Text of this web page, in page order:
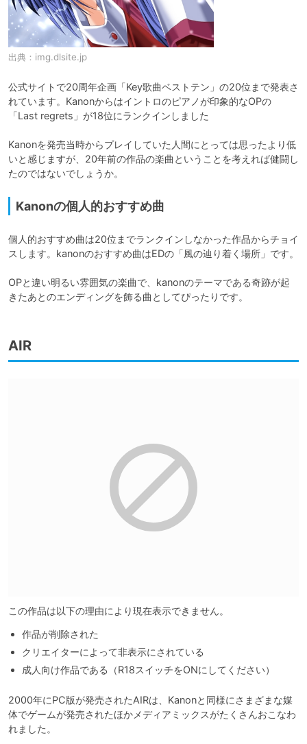
出典： img.dlsite.jp
公式サイトで20周年企画「Key歌曲ベストテン」の20位まで発表さ
れています。Kanonからはイントロのピアノが印象的なOPの
「Last regrets」が18位にランクインしました
Kanonを発売当時からプレイしていた人間にとっては思ったより低
いと感じますが、20年前の作品の楽曲ということを考えれば健闘し
たのではないでしょうか。
Kanonの個人的おすすめ曲
個人的おすすめ曲は20位までランクインしなかった作品からチョイ
スします。kanonのおすすめ曲はEDの「風の辿り着く場所」です。
OPと違い明るい雰囲気の楽曲で、kanonのテーマである奇跡が起
きたあとのエンディングを飾る曲としてぴったりです。
AIR
この作品は以下の理由により現在表示できません。
作品が削除された
クリエイターによって非表示にされている
成人向け作品である（R18スイッチをONにしてください）
2000年にPC版が発売されたAIRは、Kanonと同様にさまざまな媒
体でゲームが発売されたほかメディアミックスがたくさんおこなわ
れました。